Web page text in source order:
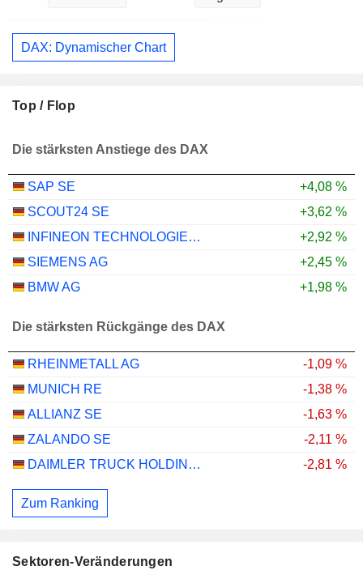
DAX: Dynamischer Chart
Top / Flop
Die stärksten Anstiege des DAX
SAP SE
+4,08 %
SCOUT24 SE
+3,62 %
INFINEON TECHNOLOGIES AG
+2,92 %
SIEMENS AG
+2,45 %
BMW AG
+1,98 %
Die stärksten Rückgänge des DAX
RHEINMETALL AG
-1,09 %
MUNICH RE
-1,38 %
ALLIANZ SE
-1,63 %
ZALANDO SE
-2,11 %
DAIMLER TRUCK HOLDING AG
-2,81 %
Zum Ranking
Sektoren-Veränderungen